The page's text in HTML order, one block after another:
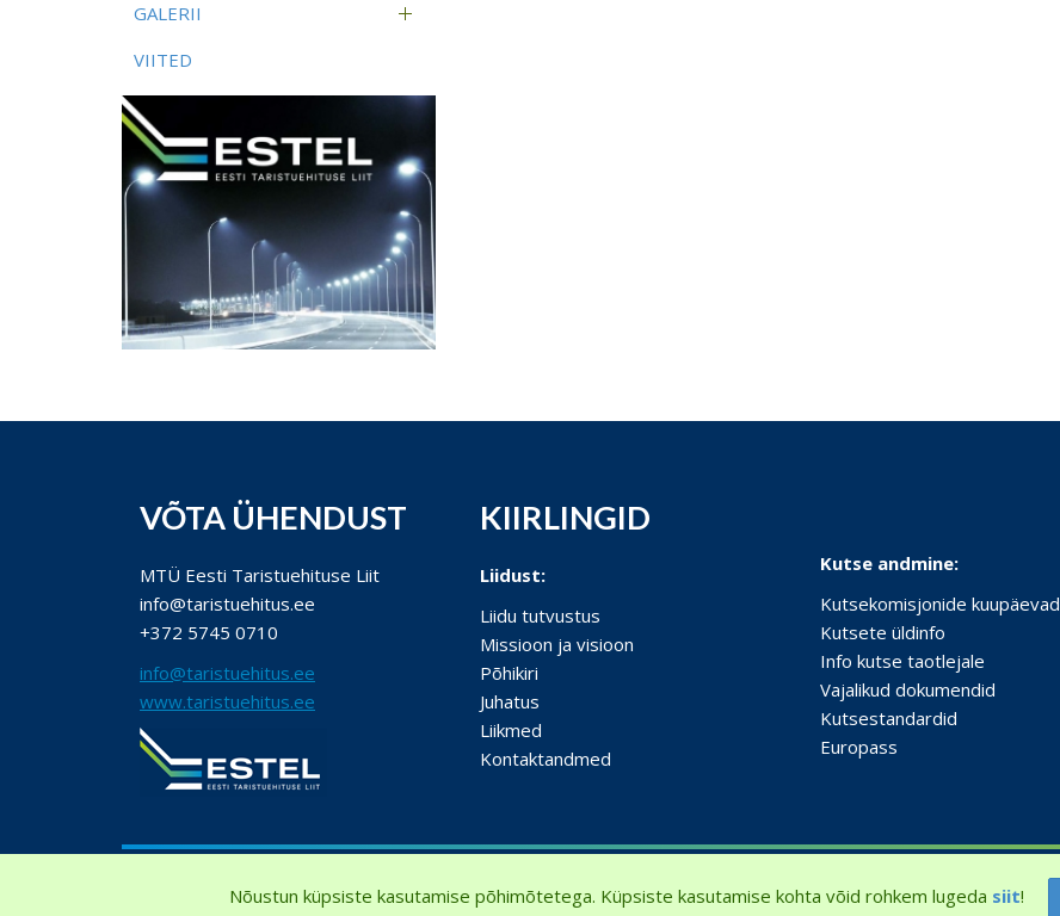
GALERII
VIITED
VÕTA ÜHENDUST
MTÜ Eesti Taristuehituse Liit
info@taristuehitus.ee
+372 5745 0710
info@taristuehitus.ee
www.taristuehitus.ee
KIIRLINGID
Liidust:
Liidu tutvustus
Missioon ja visioon
Põhikiri
Juhatus
Liikmed
Kontaktandmed
Kutse andmine:
Kutsekomisjonide kuupäevad
Kutsete üldinfo
Info kutse taotlejale
Vajalikud dokumendid
Kutsestandardid
Europass
Nõustun küpsiste kasutamise põhimõtetega. Küpsiste kasutamise kohta võid rohkem lugeda siit!